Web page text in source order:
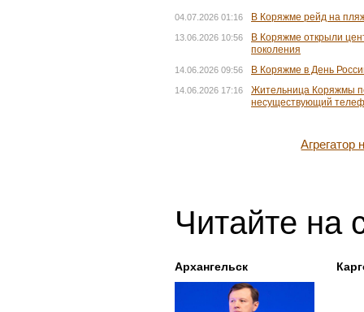
04.07.2026 01:16 В Коряжме рейд на
13.06.2026 10:56
В Коряжме открыли
поколения
14.06.2026 09:56 В Коряжме в День
14.06.2026 17:16
Жительница Коряжмы
несуществующий
Читайте на
Архангельск